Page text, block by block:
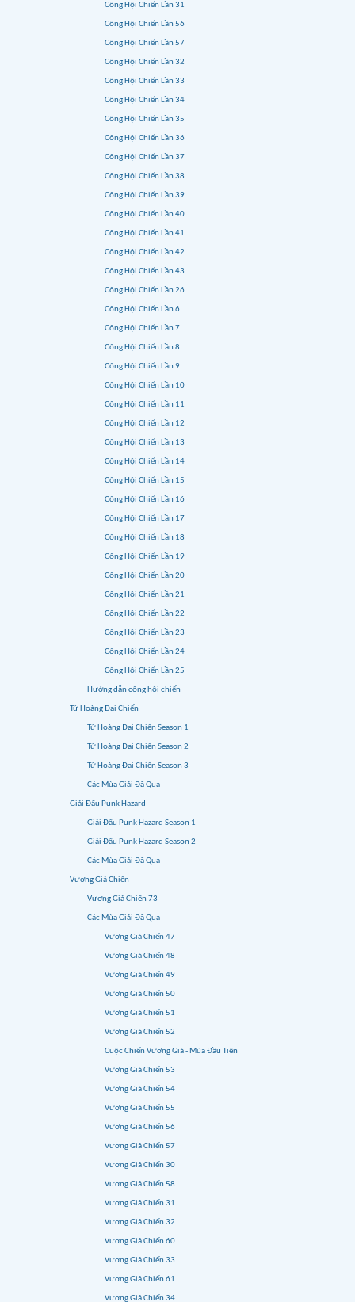
Công Hội Chiến Lần 31
Công Hội Chiến Lần 56
Công Hội Chiến Lần 57
Công Hội Chiến Lần 32
Công Hội Chiến Lần 33
Công Hội Chiến Lần 34
Công Hội Chiến Lần 35
Công Hội Chiến Lần 36
Công Hội Chiến Lần 37
Công Hội Chiến Lần 38
Công Hội Chiến Lần 39
Công Hội Chiến Lần 40
Công Hội Chiến Lần 41
Công Hội Chiến Lần 42
Công Hội Chiến Lần 43
Công Hội Chiến Lần 26
Công Hội Chiến Lần 6
Công Hội Chiến Lần 7
Công Hội Chiến Lần 8
Công Hội Chiến Lần 9
Công Hội Chiến Lần 10
Công Hội Chiến Lần 11
Công Hội Chiến Lần 12
Công Hội Chiến Lần 13
Công Hội Chiến Lần 14
Công Hội Chiến Lần 15
Công Hội Chiến Lần 16
Công Hội Chiến Lần 17
Công Hội Chiến Lần 18
Công Hội Chiến Lần 19
Công Hội Chiến Lần 20
Công Hội Chiến Lần 21
Công Hội Chiến Lần 22
Công Hội Chiến Lần 23
Công Hội Chiến Lần 24
Công Hội Chiến Lần 25
Hướng dẫn công hội chiến
Tứ Hoàng Đại Chiến
Tứ Hoàng Đại Chiến Season 1
Tứ Hoàng Đại Chiến Season 2
Tứ Hoàng Đại Chiến Season 3
Các Mùa Giải Đã Qua
Giải Đấu Punk Hazard
Giải Đấu Punk Hazard Season 1
Giải Đấu Punk Hazard Season 2
Các Mùa Giải Đã Qua
Vương Giả Chiến
Vương Giả Chiến 73
Các Mùa Giải Đã Qua
Vương Giả Chiến 47
Vương Giả Chiến 48
Vương Giả Chiến 49
Vương Giả Chiến 50
Vương Giả Chiến 51
Vương Giả Chiến 52
Cuộc Chiến Vương Giả - Mùa Đầu Tiên
Vương Giả Chiến 53
Vương Giả Chiến 54
Vương Giả Chiến 55
Vương Giả Chiến 56
Vương Giả Chiến 57
Vương Giả Chiến 30
Vương Giả Chiến 58
Vương Giả Chiến 31
Vương Giả Chiến 32
Vương Giả Chiến 60
Vương Giả Chiến 33
Vương Giả Chiến 61
Vương Giả Chiến 34